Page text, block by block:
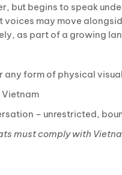
but begins to speak
may move
as part of a growing
any form of physical
– unrestricted,
must comply with